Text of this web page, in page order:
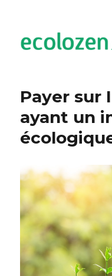
Payer sur
ayant un